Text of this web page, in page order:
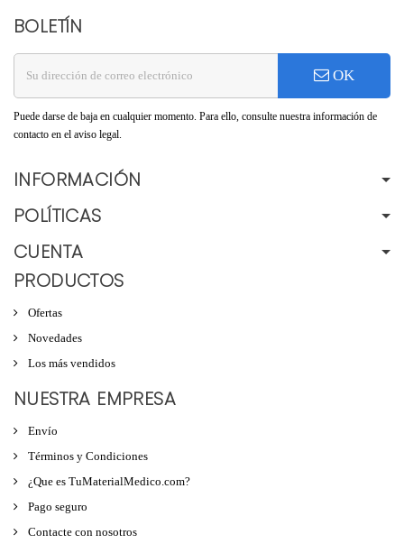
BOLETÍN
OK
Puede darse de baja en cualquier momento. Para ello, consulte nuestra información de
contacto en el aviso legal.
INFORMACIÓN
POLÍTICAS
CUENTA
PRODUCTOS
Ofertas
Novedades
Los más vendidos
NUESTRA EMPRESA
Envío
Términos y Condiciones
¿Que es TuMaterialMedico.com?
Pago seguro
Contacte con nosotros